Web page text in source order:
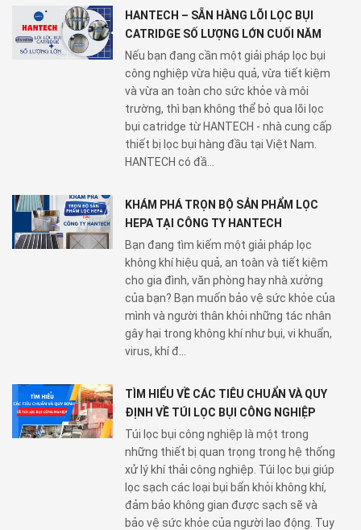
HANTECH – SẴN HÀNG LÕI LỌC BỤI
CATRIDGE SỐ LƯỢNG LỚN CUỐI NĂM
Nếu bạn đang cần một giải pháp lọc bụi
công nghiệp vừa hiệu quả, vừa tiết kiệm
và vừa an toàn cho sức khỏe và môi
trường, thì bạn không thể bỏ qua lõi lọc
bụi catridge từ HANTECH - nhà cung cấp
thiết bị lọc bụi hàng đầu tại Việt Nam.
HANTECH có đầ...
KHÁM PHÁ TRỌN BỘ SẢN PHẨM LỌC
HEPA TẠI CÔNG TY HANTECH
Bạn đang tìm kiếm một giải pháp lọc
không khí hiệu quả, an toàn và tiết kiệm
cho gia đình, văn phòng hay nhà xưởng
của bạn? Bạn muốn bảo vệ sức khỏe của
mình và người thân khỏi những tác nhân
gây hại trong không khí như bụi, vi khuẩn,
virus, khí đ...
TÌM HIỂU VỀ CÁC TIÊU CHUẨN VÀ QUY
ĐỊNH VỀ TÚI LỌC BỤI CÔNG NGHIỆP
Túi lọc bụi công nghiệp là một trong
những thiết bị quan trọng trong hệ thống
xử lý khí thải công nghiệp. Túi lọc bụi giúp
lọc sạch các loại bụi bẩn khỏi không khí,
đảm bảo không gian được sạch sẽ và
bảo vệ sức khỏe của người lao động. Tuy